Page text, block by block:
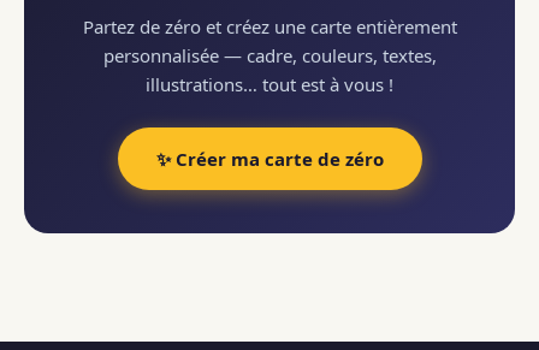
Partez de zéro et créez une carte entièrement
personnalisée — cadre, couleurs, textes,
illustrations… tout est à vous !
✨ Créer ma carte de zéro